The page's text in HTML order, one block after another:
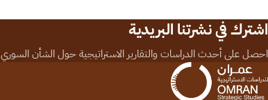
اشترك في نشرتنا البريدية
احصل على أحدث الدراسات والتقارير الاستراتيجية حول الشأن السوري